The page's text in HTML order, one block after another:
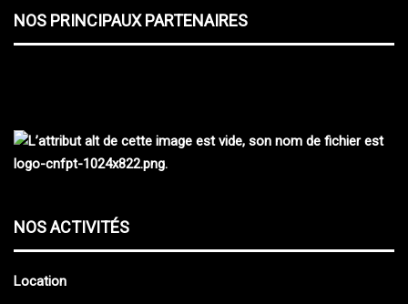
NOS PRINCIPAUX PARTENAIRES
NOS ACTIVITÉS
Location